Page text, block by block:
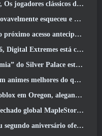
Legends não terão que pagar por skins clássicas
fazem parte do Steam’s Train Fest
acesso antecipado do Aion 2
está compartilhando todos os painéis
Palace estão sendo enviados
do que os jogos de anime
incidente com cuidados infantis
MapleStory Classic World
jogadores a escolha de um agente S-Rank gratuito